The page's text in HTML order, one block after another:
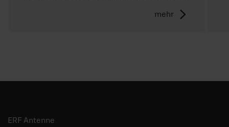
mehr
ERF Antenne